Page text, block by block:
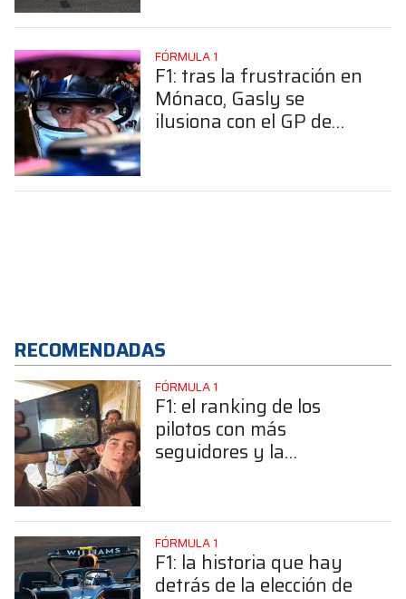
más fuertes"
FÓRMULA 1
F1: tras la frustración en
Mónaco, Gasly se
ilusiona con el GP de
RECOMENDADAS
FÓRMULA 1
F1: el ranking de los
pilotos con más
seguidores y la
FÓRMULA 1
F1: la historia que hay
detrás de la elección de